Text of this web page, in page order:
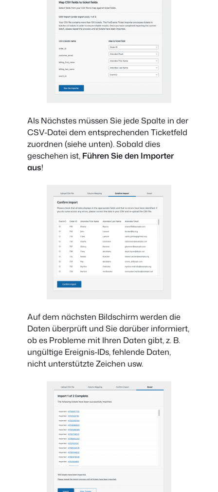
Als Nächstes müssen Sie jede Spalte in der
CSV-Datei dem entsprechenden Ticketfeld
zuordnen (siehe unten). Sobald dies
geschehen ist, Führen Sie den Importer
aus!
Auf dem nächsten Bildschirm werden die
Daten überprüft und Sie darüber informiert,
ob es Probleme mit Ihren Daten gibt, z. B.
ungültige Ereignis-IDs, fehlende Daten,
nicht unterstützte Zeichen usw.